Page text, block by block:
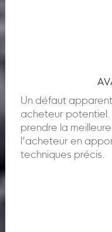
Un défaut
acheteur potentiel.
prendre la
l’acheteur en
techniques précis.